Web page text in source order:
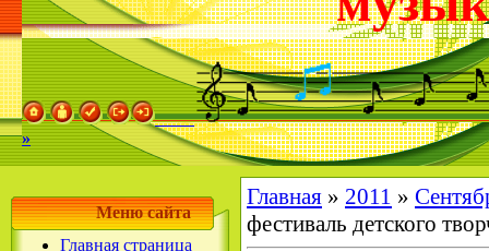
»
Меню сайта
Главная страница
Главная » 2011 »
фестиваль детского